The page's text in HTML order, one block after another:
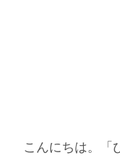
こんにちは。「